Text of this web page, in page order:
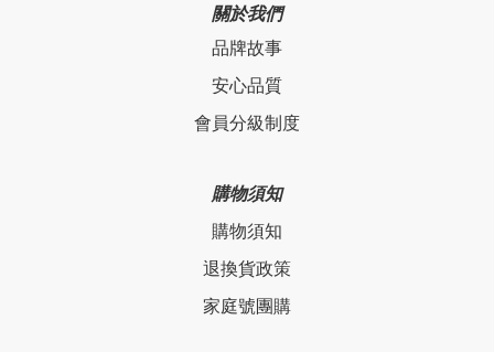
關於我們
品牌故事
安心品質
會員分級制度
購物須知
購物須知
退換貨政策
家庭號團購